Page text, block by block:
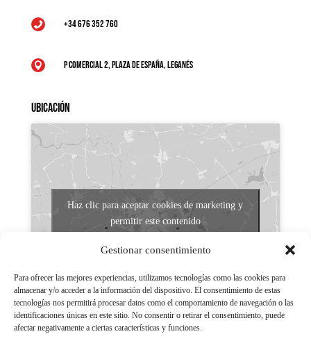
Gestionar consentimiento
Para ofrecer las mejores experiencias, utilizamos tecnologías como las cookies para
almacenar y/o acceder a la información del dispositivo. El consentimiento de estas
tecnologías nos permitirá procesar datos como el comportamiento de navegación o las
identificaciones únicas en este sitio. No consentir o retirar el consentimiento, puede
afectar negativamente a ciertas características y funciones.
 +34 676 352 760
 P Comercial 2, Plaza de España, Leganés
Ubicación
Haz clic para aceptar cookies de marketing y
permitir este contenido
Aviso legal